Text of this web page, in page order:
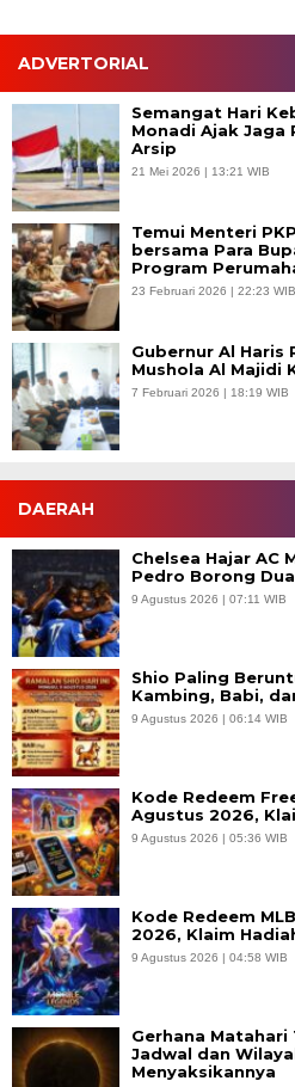
ADVERTORIAL
Semangat Hari
Monadi Ajak Jaga
Arsip
21 Mei 2026 | 13:21 WIB
Temui Menteri
bersama Para
Program
23 Februari 2026 | 22:23 WIB
Gubernur Al Haris
Mushola Al Majidi
7 Februari 2026 | 18:19 WIB
DAERAH
Chelsea Hajar AC
Pedro Borong
9 Agustus 2026 | 07:11 WIB
Shio Paling
Kambing, Babi,
9 Agustus 2026 | 06:14 WIB
Kode Redeem
Agustus 2026,
9 Agustus 2026 | 05:36 WIB
Kode Redeem
2026, Klaim
9 Agustus 2026 | 04:58 WIB
Gerhana Matahari
Jadwal dan
Menyaksikannya